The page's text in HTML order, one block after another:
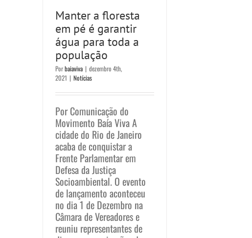
Manter a floresta
em pé é garantir
água para toda a
população
Porbaiaviva | dezembro 4th,
2021 | Notícias
Por Comunicação do
Movimento Baía Viva A
cidade do Rio de Janeiro
acaba de conquistar a
Frente Parlamentar em
Defesa da Justiça
Socioambiental. O evento
de lançamento aconteceu
no dia 1 de Dezembro na
Câmara de Vereadores e
reuniu representantes de